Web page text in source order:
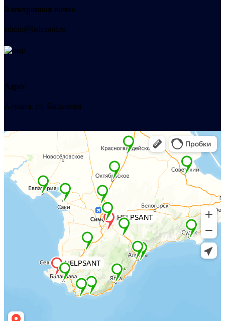
Электронная почта
admin@helpsant.ru
Адрес
Алушта, ул. Багликова